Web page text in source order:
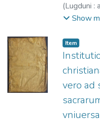
(Lugduni :
Agustín,
Show
Item
vero ad